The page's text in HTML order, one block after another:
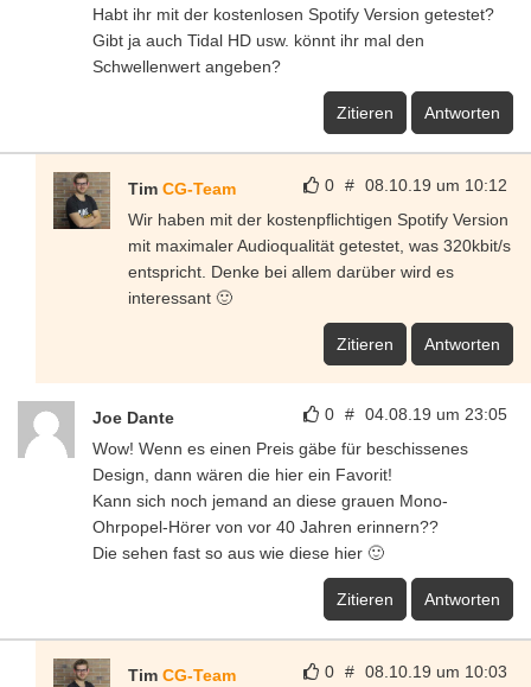
Habt ihr mit der kostenlosen Spotify Version getestet?
Gibt ja auch Tidal HD usw. könnt ihr mal den
Schwellenwert angeben?
Zitieren Antworten
0 # 08.10.19 um 10:12
Tim CG-Team
Wir haben mit der kostenpflichtigen Spotify Version
mit maximaler Audioqualität getestet, was 320kbit/s
entspricht. Denke bei allem darüber wird es
interessant 🙂
Zitieren Antworten
0 # 04.08.19 um 23:05
Joe Dante
Wow! Wenn es einen Preis gäbe für beschissenes
Design, dann wären die hier ein Favorit!
Kann sich noch jemand an diese grauen Mono-
Ohrpopel-Hörer von vor 40 Jahren erinnern??
Die sehen fast so aus wie diese hier 🙂
Zitieren Antworten
0 # 08.10.19 um 10:03
Tim CG-Team